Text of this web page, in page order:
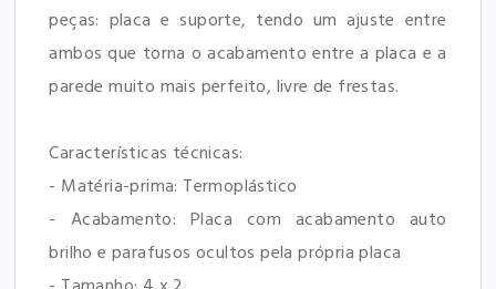
peças: placa e suporte, tendo um ajuste entre
ambos que torna o acabamento entre a placa e a
parede muito mais perfeito, livre de frestas.
Características técnicas:
- Matéria-prima: Termoplástico
- Acabamento: Placa com acabamento auto
brilho e parafusos ocultos pela própria placa